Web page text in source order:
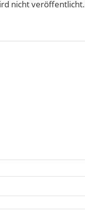
nicht veröffentlicht.